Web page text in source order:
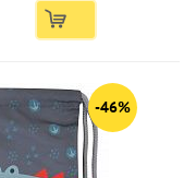
-46%